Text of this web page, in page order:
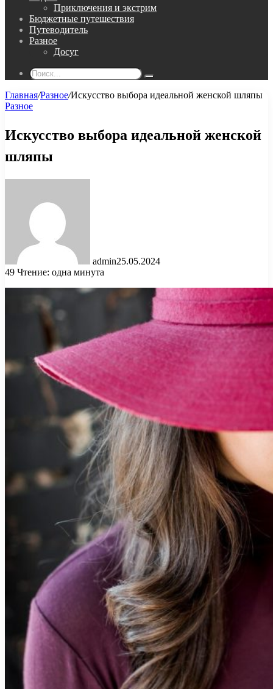
Приключения и экстрим
Бюджетные путешествия
Путеводитель
Разное
Досуг
Поиск...
Главная/Разное/Искусство выбора идеальной женской шляпы
Разное
Искусство выбора идеальной женской
шляпы
admin25.05.2024
49 Чтение: одна минута